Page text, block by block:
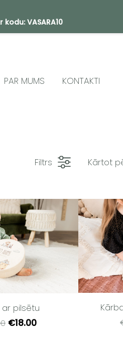
kodu: VASARA10
PAR MUMS KONTAKTI
Filtrs Kārtot
pilsētu
€18.00